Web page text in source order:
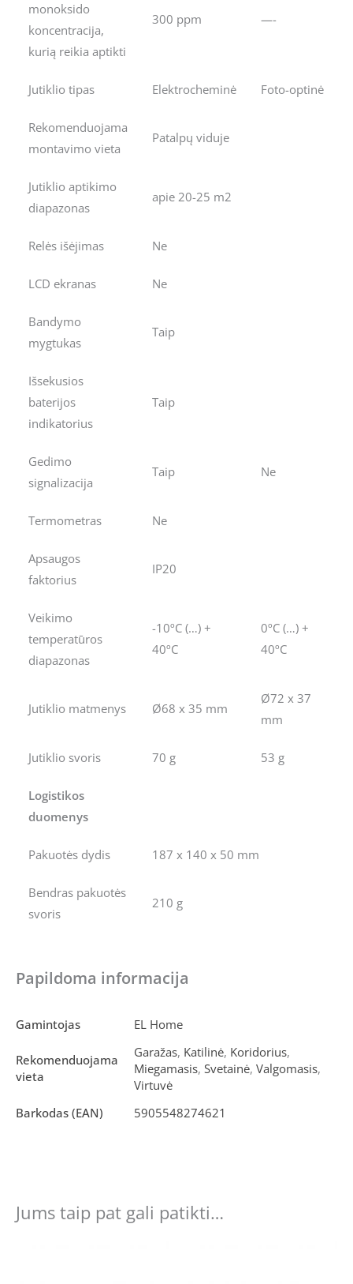
monoksido
koncentracija,
kurią reikia aptikti
300 ppm —-
Jutiklio tipas Elektrocheminė Foto-optinė
Rekomenduojama
montavimo vieta
Patalpų viduje
Jutiklio aptikimo
diapazonas
apie 20-25 m2
Relės išėjimas Ne
LCD ekranas Ne
Bandymo
mygtukas
Taip
Išsekusios
baterijos
indikatorius
Taip
Gedimo
signalizacija
Taip Ne
Termometras Ne
Apsaugos
faktorius
IP20
Veikimo
temperatūros
diapazonas
-10ºC (…) +
40ºC
0ºC (…) +
40ºC
Jutiklio matmenys Ø68 x 35 mm
Ø72 x 37
mm
Jutiklio svoris 70 g 53 g
Logistikos
duomenys
Pakuotės dydis 187 x 140 x 50 mm
Bendras pakuotės
svoris
210 g
Papildoma informacija
Gamintojas EL Home
Rekomenduojama
vieta
Garažas, Katilinė, Koridorius,
Miegamasis, Svetainė, Valgomasis,
Virtuvė
Barkodas (EAN)
5905548274621
Jums taip pat gali patikti…